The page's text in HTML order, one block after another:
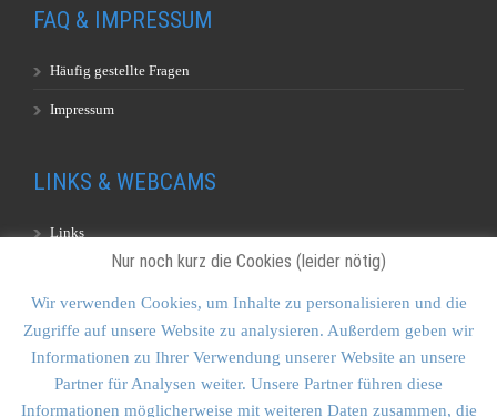
FAQ & IMPRESSUM
Häufig gestellte Fragen
Impressum
LINKS & WEBCAMS
Links
KONTAKT & SITEMAP
Kontakt
Nur noch kurz die Cookies (leider nötig)
Wir verwenden Cookies, um Inhalte zu personalisieren und die
Zugriffe auf unsere Website zu analysieren. Außerdem geben wir
Informationen zu Ihrer Verwendung unserer Website an unsere
Partner für Analysen weiter. Unsere Partner führen diese
Informationen möglicherweise mit weiteren Daten zusammen, die